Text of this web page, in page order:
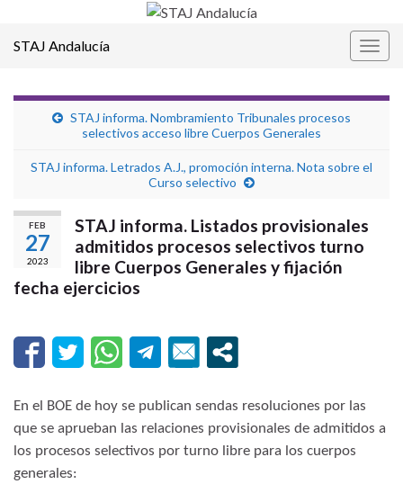
STAJ Andalucía
STAJ informa. Nombramiento Tribunales procesos
selectivos acceso libre Cuerpos Generales
STAJ informa. Letrados A.J., promoción interna. Nota sobre el
Curso selectivo
FEB
27
2023
STAJ informa. Listados provisionales
admitidos procesos selectivos turno
libre Cuerpos Generales y fijación
fecha ejercicios
En el BOE de hoy se publican sendas resoluciones por las
que se aprueban las relaciones provisionales de admitidos a
los procesos selectivos por turno libre para los cuerpos
generales: